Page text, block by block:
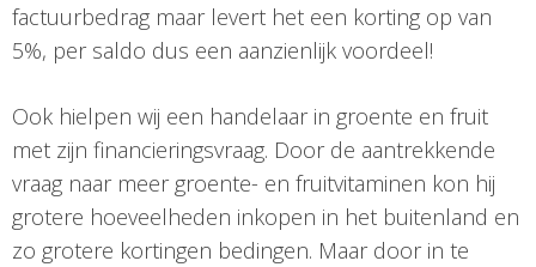
factuurbedrag maar levert het een korting op van
5%, per saldo dus een aanzienlijk voordeel!
Ook hielpen wij een handelaar in groente en fruit
met zijn financieringsvraag. Door de aantrekkende
vraag naar meer groente- en fruitvitaminen kon hij
grotere hoeveelheden inkopen in het buitenland en
zo grotere kortingen bedingen. Maar door in te